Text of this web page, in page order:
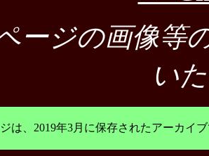
ージの画像等
い
は、2019年3月に保存されたアーカイ